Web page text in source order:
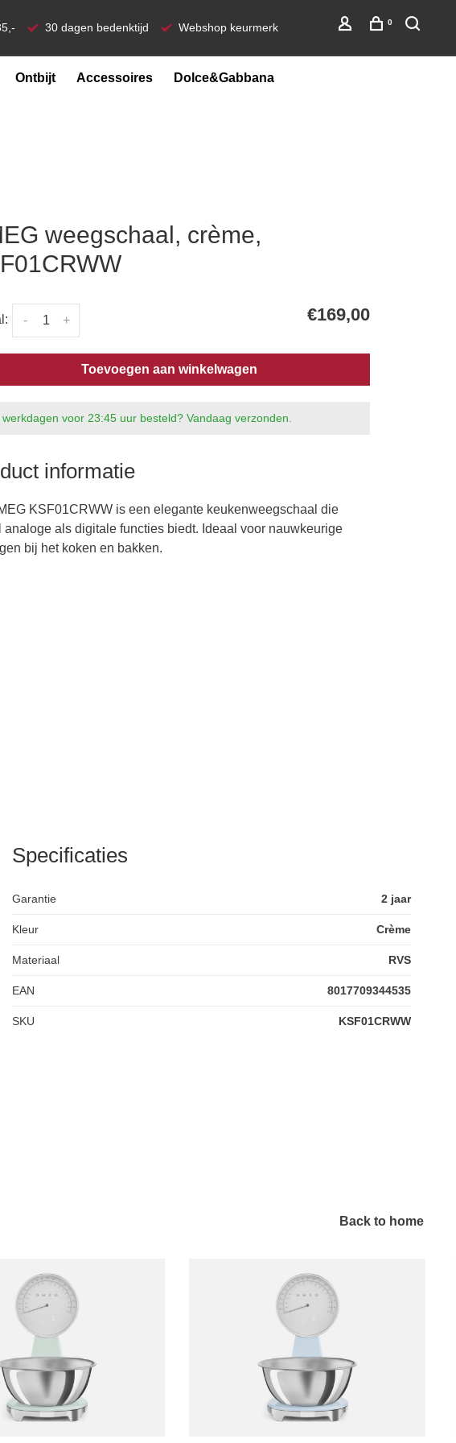
30 dagen bedenktijd Webshop keurmerk 0
Ontbijt Accessoires
Dolce&Gabbana
weegschaal, crème,
+
- €169,00
Toevoegen aan winkelwagen
voor 23:45 uur besteld? Vandaag verzonden.
informatie
KSF01CRWW is een elegante keukenweegschaal die
analoge als digitale functies biedt. Ideaal voor nauwkeurige
bij het koken en bakken.
Specificaties
Garantie 2 jaar
Kleur Crème
Materiaal RVS
EAN 8017709344535
SKU KSF01CRWW
Back to home